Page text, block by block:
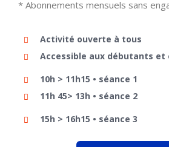
* Abonnements mensuels sans
Activité ouverte à tous
Accessible aux débutants et
10h > 11h15 • séance 1
11h 45> 13h • séance 2
15h > 16h15 • séance 3